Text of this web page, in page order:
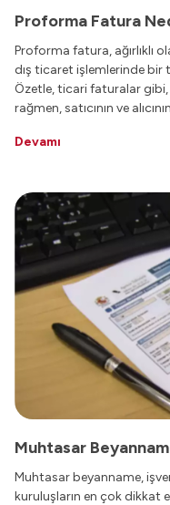
Proforma Fatura
Proforma fatura, ağırlıklı
dış ticaret işlemlerinde bir
Özetle, ticari faturalar
rağmen, satıcının ve alıcının kendi iş süreçlerini daha etkin bir
düzenleyecekleri bir
Devamı
Muhtasar
Muhtasar beyanname,
kuruluşların en çok dikkat